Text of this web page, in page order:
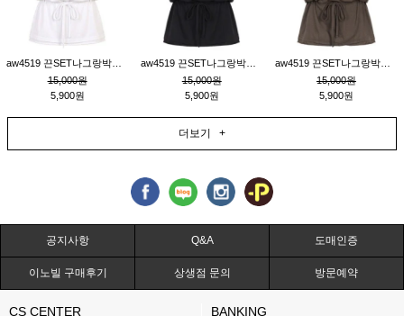
15,000원
5,900원
15,000원
5,900원
15,000원
5,900원
더보기 +
공지사항 Q&A 도매인증
이노빌 구매후기 상생점 문의 방문예약
CS CENTER BANKING